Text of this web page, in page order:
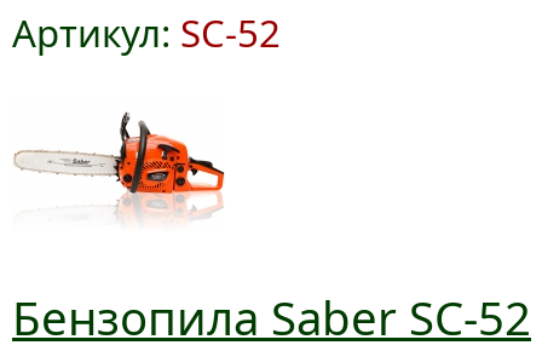
Артикул: SC-52
Бензопила Saber SC-52